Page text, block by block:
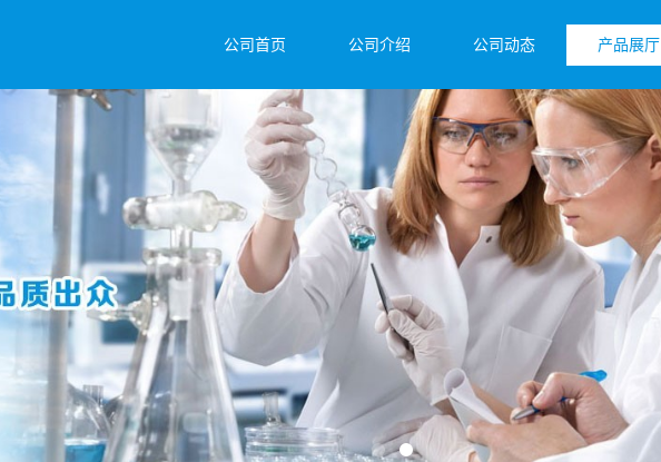
公司首页 公司介绍 公司动态 产品展厅